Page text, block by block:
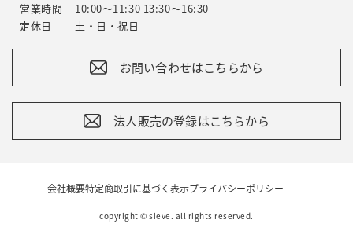
営業時間
10:00～11:30 13:30～16:30
定休日
土・日・祝日
お問い合わせはこちらから
法人販売の登録はこちらから
会社概要特定商取引に基づく表示プライバシーポリシー
copyright © sieve. all rights reserved.